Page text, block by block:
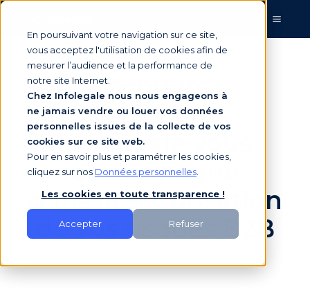
En poursuivant votre navigation sur ce site,
vous acceptez l'utilisation de cookies afin de
mesurer l’audience et la performance de
notre site Internet.
Chez Infolegale nous nous engageons à
ne jamais vendre ou louer vos données
personnelles issues de la collecte de vos
cookies sur ce site web.
Pour en savoir plus et paramétrer les cookies,
cliquez sur nos Données personnelles
Les cookies en toute transparence !
Accepter Refuser
Découvrez
comment
Infolegale vous
accompagne
dans la sécurisation
de vos risques B2B